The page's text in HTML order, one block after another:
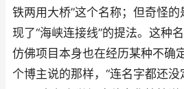
铁两用大桥”这个名称；但奇怪
现了“海峡连接线”的提法。这种
仿佛项目本身也在经历某种不
个博主说的那样，“连名字都还